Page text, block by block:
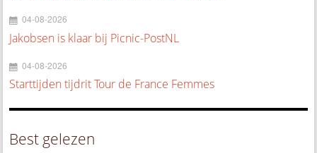
04-08-2026
Jakobsen is klaar bij Picnic-PostNL
04-08-2026
Starttijden tijdrit Tour de France Femmes
Best gelezen